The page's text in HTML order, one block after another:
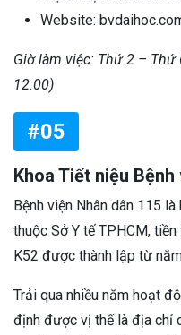
Website:
Giờ làm việc: Thứ 2 –
12:00)
#05
Khoa Tiết niệu
Bệnh viện Nhân dân 115
thuộc Sở Y tế TPHCM,
K52 được thành lập từ
Trải qua nhiều năm hoạt
định được vị thế là địa chỉ